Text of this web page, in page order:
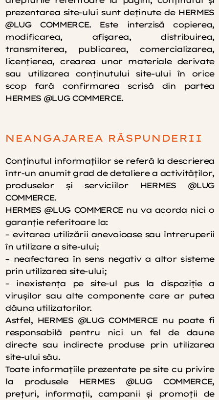
prezentarea site-ului sunt deţinute de HERMES
@LUG COMMERCE. Este interzisă copierea,
modificarea, afişarea, distribuirea,
transmiterea, publicarea, comercializarea,
licenţierea, crearea unor materiale derivate
sau utilizarea conţinutului site-ului în orice
scop fară confirmarea scrisă din partea
HERMES @LUG COMMERCE.
NEANGAJAREA RĂSPUNDERII
Conţinutul informaţiilor se referă la descrierea
într-un anumit grad de detaliere a activităţilor,
produselor şi serviciilor HERMES @LUG
COMMERCE.
HERMES @LUG COMMERCE nu va acorda nici o
garanţie referitoare la:
– evitarea utilizării anevoioase sau întreruperii
în utilizare a site-ului;
– neafectarea în sens negativ a altor sisteme
prin utilizarea site-ului;
– inexistenţa pe site-ul pus la dispoziţie a
viruşilor sau alte componente care ar putea
dăuna utilizatorilor.
Astfel, HERMES @LUG COMMERCE nu poate fi
responsabilă pentru nici un fel de daune
directe sau indirecte produse prin utilizarea
site-ului său.
Toate informațiile prezentate pe site cu privire
la produsele HERMES @LUG COMMERCE,
prețuri, informații, campanii și promoții de